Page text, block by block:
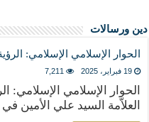
دين ورسالات
الحوار الإسلامي الإسلامي:
19 فبراير، 2025 7,211
الحوار الإسلامي الإسلامي:
العلاّمة السيد علي الأمين